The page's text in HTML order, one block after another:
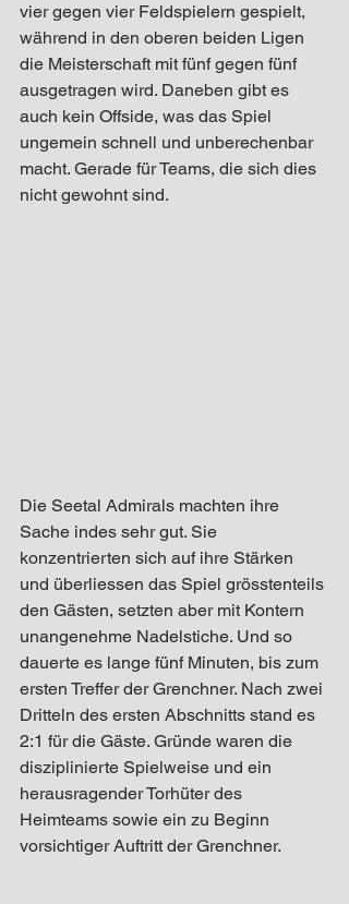
vier gegen vier Feldspielern gespielt,
während in den oberen beiden Ligen
die Meisterschaft mit fünf gegen fünf
ausgetragen wird. Daneben gibt es
auch kein Offside, was das Spiel
ungemein schnell und unberechenbar
macht. Gerade für Teams, die sich dies
nicht gewohnt sind.
Die Seetal Admirals machten ihre
Sache indes sehr gut. Sie
konzentrierten sich auf ihre Stärken
und überliessen das Spiel grösstenteils
den Gästen, setzten aber mit Kontern
unangenehme Nadelstiche. Und so
dauerte es lange fünf Minuten, bis zum
ersten Treffer der Grenchner. Nach zwei
Dritteln des ersten Abschnitts stand es
2:1 für die Gäste. Gründe waren die
disziplinierte Spielweise und ein
herausragender Torhüter des
Heimteams sowie ein zu Beginn
vorsichtiger Auftritt der Grenchner.